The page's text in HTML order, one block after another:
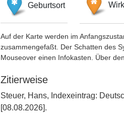
Geburtsort
Auf der Karte werden im
zusammengefaßt. Der Schatten des
Mouseover einen Infokasten. Über
Zitierweise
Steuer, Hans, Indexeintrag:
[08.08.2026].